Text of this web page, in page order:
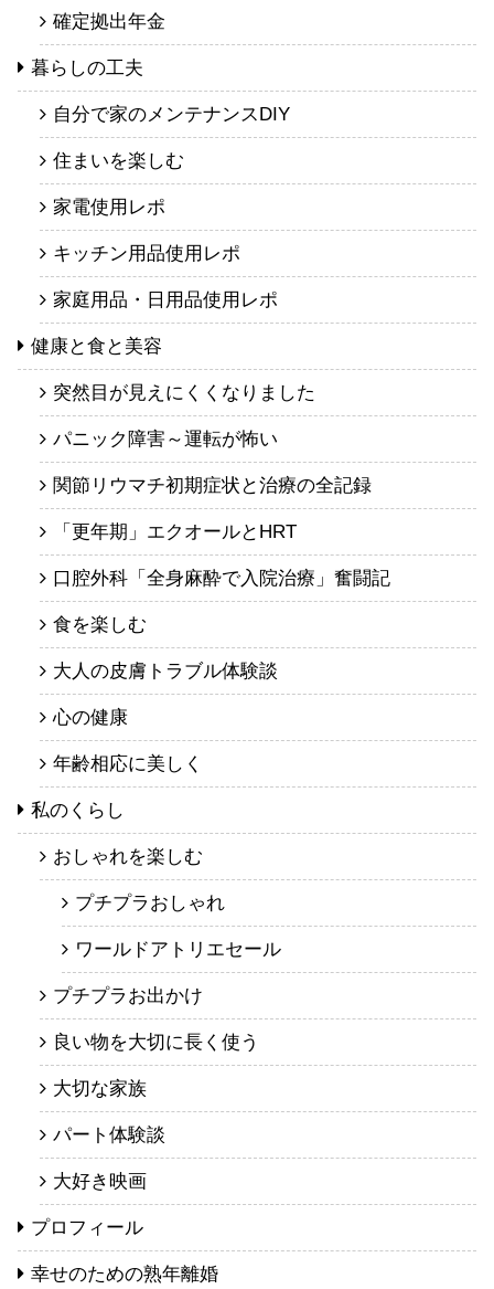
確定拠出年金
暮らしの工夫
自分で家のメンテナンスDIY
住まいを楽しむ
家電使用レポ
キッチン用品使用レポ
家庭用品・日用品使用レポ
健康と食と美容
突然目が見えにくくなりました
パニック障害～運転が怖い
関節リウマチ初期症状と治療の全記録
「更年期」エクオールとHRT
口腔外科「全身麻酔で入院治療」奮闘記
食を楽しむ
大人の皮膚トラブル体験談
心の健康
年齢相応に美しく
私のくらし
おしゃれを楽しむ
プチプラおしゃれ
ワールドアトリエセール
プチプラお出かけ
良い物を大切に長く使う
大切な家族
パート体験談
大好き映画
プロフィール
幸せのための熟年離婚